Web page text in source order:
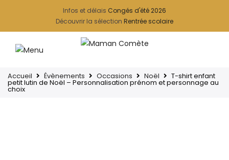
Infos et délais Congés d'été 2026
Découvrir la sélection Rentrée scolaire
Accueil Évènements Occasions Noël T-shirt enfant
petit lutin de Noël – Personnalisation prénom et personnage au
choix